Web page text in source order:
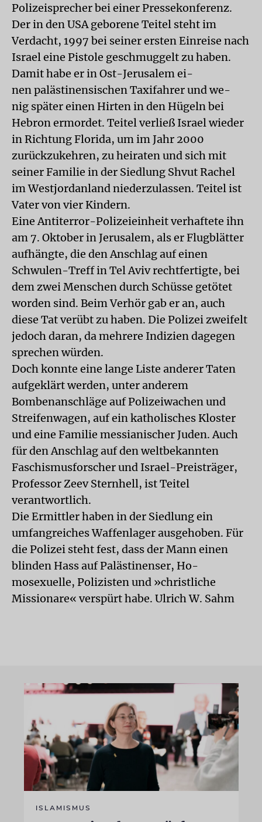
Polizeisprecher bei einer Pressekonferenz.
Der in den USA geborene Teitel steht im
Verdacht, 1997 bei seiner ersten Einreise nach
Israel eine Pistole geschmuggelt zu haben.
Damit habe er in Ost-Jerusalem ei-
nen palästinensischen Taxifahrer und we-
nig später einen Hirten in den Hügeln bei
Hebron ermordet. Teitel verließ Israel wieder
in Richtung Florida, um im Jahr 2000
zurückzukehren, zu heiraten und sich mit
seiner Familie in der Siedlung Shvut Rachel
im Westjordanland niederzulassen. Teitel ist
Vater von vier Kindern.
Eine Antiterror-Polizeieinheit verhaftete ihn
am 7. Oktober in Jerusalem, als er Flugblätter
aufhängte, die den Anschlag auf einen
Schwulen-Treff in Tel Aviv rechtfertigte, bei
dem zwei Menschen durch Schüsse getötet
worden sind. Beim Verhör gab er an, auch
diese Tat verübt zu haben. Die Polizei zweifelt
jedoch daran, da mehrere Indizien dagegen
sprechen würden.
Doch konnte eine lange Liste anderer Taten
aufgeklärt werden, unter anderem
Bombenanschläge auf Polizeiwachen und
Streifenwagen, auf ein katholisches Kloster
und eine Familie messianischer Juden. Auch
für den Anschlag auf den weltbekannten
Faschismusforscher und Israel-Preisträger,
Professor Zeev Sternhell, ist Teitel
verantwortlich.
Die Ermittler haben in der Siedlung ein
umfangreiches Waffenlager ausgehoben. Für
die Polizei steht fest, dass der Mann einen
blinden Hass auf Palästinenser, Ho-
mosexuelle, Polizisten und »christliche
Missionare« verspürt habe. Ulrich W. Sahm
ISLAMISMUS